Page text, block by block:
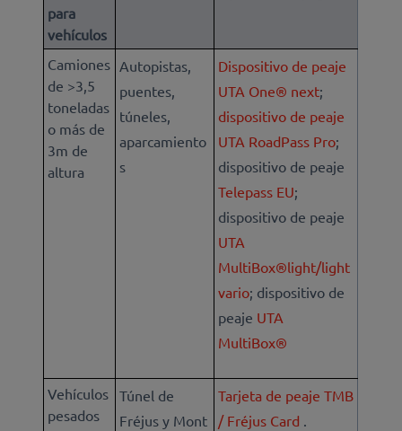
para
vehículos
Camiones
de >3,5
toneladas
o más de
3m de
altura
Autopistas,
puentes,
túneles,
aparcamiento
s
Dispositivo de peaje
UTA One® next;
dispositivo de peaje
UTA RoadPass Pro;
dispositivo de peaje
Telepass EU;
dispositivo de peaje
UTA
MultiBox®light/light
vario; dispositivo de
peaje UTA
MultiBox®
Vehículos
pesados
Túnel de
Fréjus y Mont
Tarjeta de peaje TMB
/ Fréjus Card